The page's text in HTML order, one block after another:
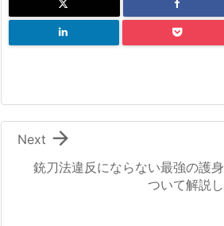
銃刀法違反にならない最強の護
ついて解説し

Next